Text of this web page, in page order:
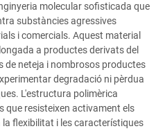
molecular sofisticada que
substàncies agressives
i comercials. Aquest material
a productes derivats del
de neteja i nombrosos productes
degradació ni pèrdua
L'estructura polimèrica
que resisteixen activament els
flexibilitat i les característiques